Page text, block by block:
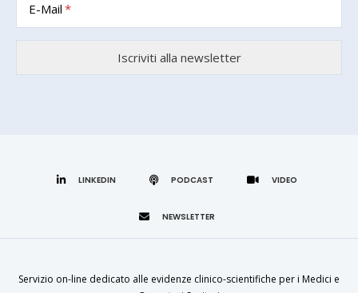
E-Mail
LINKEDIN
Servizio on-line dedicato alle evidenze clinico-scientifiche per i Medici e